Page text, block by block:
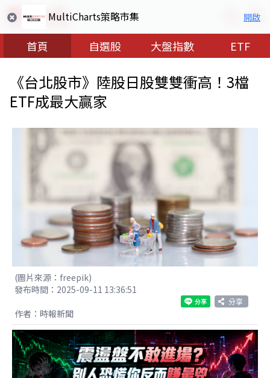
MultiCharts策略市集 開啟
首頁 自選股 大盤指數 ETF
《台北股市》陸股日股雙雙衝高！3檔
ETF成最大贏家
(圖片來源：freepik)
發布時間：2025-09-11 13:36:51
分享
作者：時報新聞